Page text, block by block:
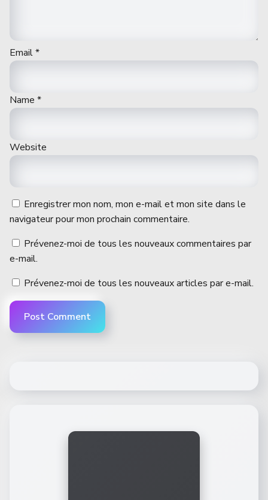
Email*
Name *
Website
Enregistrer mon nom, mon e-mail et mon site dans le
navigateur pour mon prochain commentaire.
Prévenez-moi de tous les nouveaux commentaires par
e-mail.
Prévenez-moi de tous les nouveaux articles par e-mail.